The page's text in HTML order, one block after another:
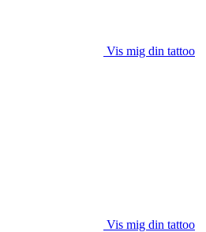
Vis mig din tattoo
Vis mig din tattoo